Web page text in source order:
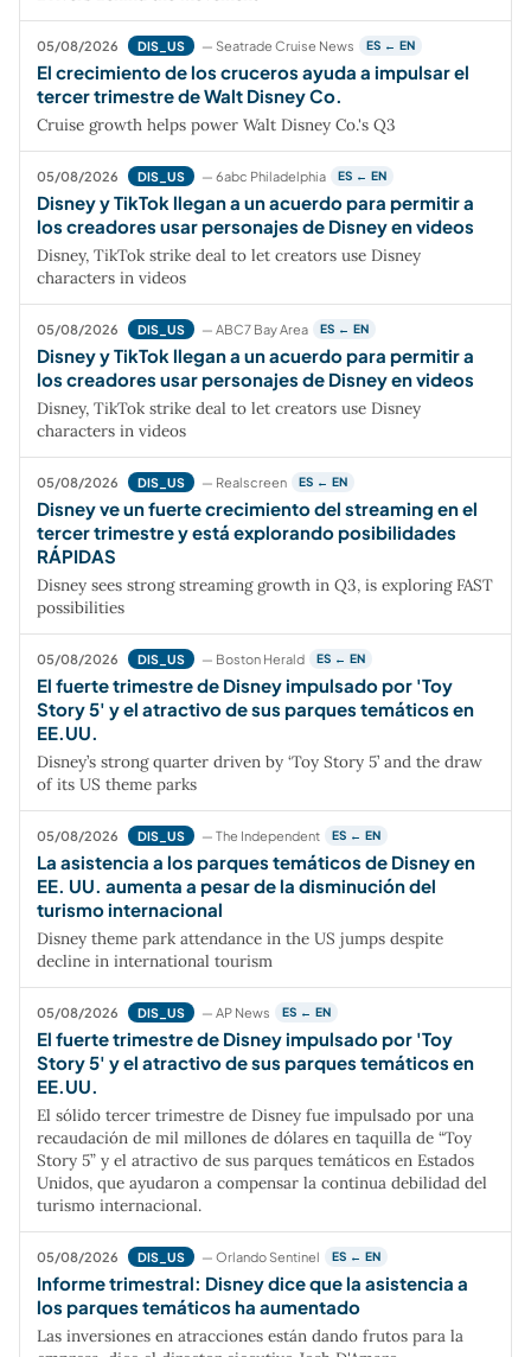
05/08/2026 DIS_US — Seatrade Cruise News ES ← EN
El crecimiento de los cruceros ayuda a impulsar el
tercer trimestre de Walt Disney Co.
Cruise growth helps power Walt Disney Co.'s Q3
05/08/2026 DIS_US — 6abc Philadelphia ES ← EN
Disney y TikTok llegan a un acuerdo para permitir a
los creadores usar personajes de Disney en videos
Disney, TikTok strike deal to let creators use Disney
characters in videos
05/08/2026 DIS_US — ABC7 Bay Area ES ← EN
Disney y TikTok llegan a un acuerdo para permitir a
los creadores usar personajes de Disney en videos
Disney, TikTok strike deal to let creators use Disney
characters in videos
05/08/2026 DIS_US — Realscreen ES ← EN
Disney ve un fuerte crecimiento del streaming en el
tercer trimestre y está explorando posibilidades
RÁPIDAS
Disney sees strong streaming growth in Q3, is exploring FAST
possibilities
05/08/2026 DIS_US — Boston Herald ES ← EN
El fuerte trimestre de Disney impulsado por 'Toy
Story 5' y el atractivo de sus parques temáticos en
EE.UU.
Disney’s strong quarter driven by ‘Toy Story 5’ and the draw
of its US theme parks
05/08/2026 DIS_US — The Independent ES ← EN
La asistencia a los parques temáticos de Disney en
EE. UU. aumenta a pesar de la disminución del
turismo internacional
Disney theme park attendance in the US jumps despite
decline in international tourism
05/08/2026 DIS_US — AP News ES ← EN
El fuerte trimestre de Disney impulsado por 'Toy
Story 5' y el atractivo de sus parques temáticos en
EE.UU.
El sólido tercer trimestre de Disney fue impulsado por una
recaudación de mil millones de dólares en taquilla de “Toy
Story 5” y el atractivo de sus parques temáticos en Estados
Unidos, que ayudaron a compensar la continua debilidad del
turismo internacional.
05/08/2026 DIS_US — Orlando Sentinel ES ← EN
Informe trimestral: Disney dice que la asistencia a
los parques temáticos ha aumentado
Las inversiones en atracciones están dando frutos para la